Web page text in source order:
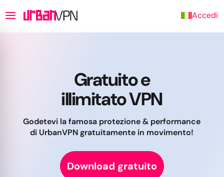
Accedi
Gratuito e
illimitato VPN
Godetevi la famosa protezione & performance
di UrbanVPN gratuitamente in movimento!
Download gratuito